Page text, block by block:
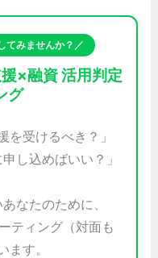
てみませんか？／
×融資 活用判定
グ
を受けるべき？」
し込めばいい？」
なたのために、
ティング（対面も
ます。